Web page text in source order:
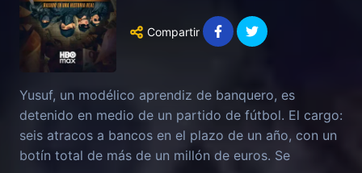
Compartir
Yusuf, un modélico aprendiz de banquero, es
detenido en medio de un partido de fútbol. El cargo:
seis atracos a bancos en el plazo de un año, con un
botín total de más de un millón de euros. Se